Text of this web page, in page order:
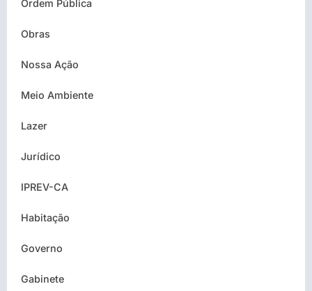
Ordem Pública
Obras
Nossa Ação
Meio Ambiente
Lazer
Jurídico
IPREV-CA
Habitação
Governo
Gabinete